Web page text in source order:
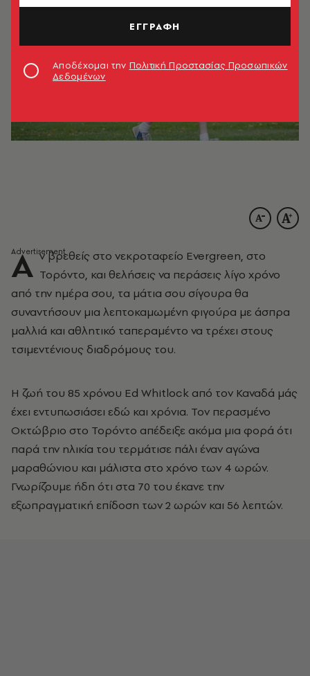
Α ν βρεθείς στο νεκροταφείο Evergreen, στο
Τορόντο, και θελήσεις να περάσεις λίγο χρόνο
από την ημέρα σου, τα μάτια σου σίγουρα θα
συναντήσουν μια λεπτοκαμωμένη φιγούρα με άσπρα
μαλλιά και αθλητικό ταπεραμέντο να τρέχει στους
τσιμεντένιους διαδρόμους του.
Η ζωή του 85 χρόνου Ed Whitlock από τον Καναδά μάς
έχει εντυπωσιάσει εδώ και χρόνια. Τον περασμένο
Οκτώβριο στο Τορόντο απέδειξε ακόμα μια φορά ότι
παρά την ηλικία του τερμάτισε πάλι έναν αγώνα
μαραθώνιου και μάλιστα στο χρόνο των 4 ωρών.
Γνωρίζουμε ήδη ότι στα 70 του έκανε την
εξωπραγματική επίδοση των 2 ωρών και 56 λεπτών.
ΕΓΓΡΑΦΗ
Αποδέχομαι την Πολιτική Προστασίας Προσωπικών
Δεδομένων